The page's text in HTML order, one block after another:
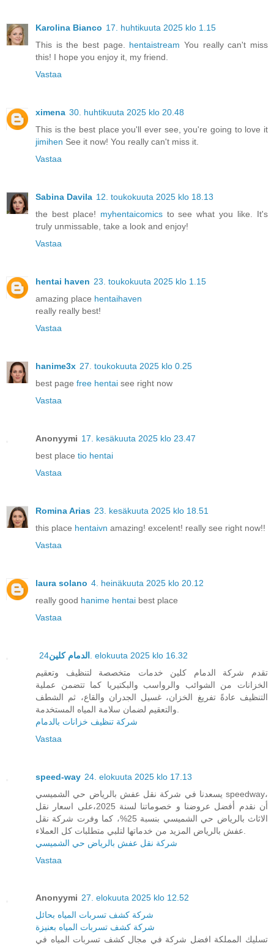
Karolina Bianco 17. huhtikuuta 2025 klo 1.15
This is the best page. hentaistream You really can't miss
this! I hope you enjoy it, my friend.
Vastaa
ximena 30. huhtikuuta 2025 klo 20.48
This is the best place you'll ever see, you're going to love it
jimihen See it now! You really can't miss it.
Vastaa
Sabina Davila 12. toukokuuta 2025 klo 18.13
the best place! myhentaicomicsto see what you like. It's
truly unmissable, take a look and enjoy!
Vastaa
hentai haven 23. toukokuuta 2025 klo 1.15
amazing place hentaihaven
really really best!
Vastaa
hanime3x 27. toukokuuta 2025 klo 0.25
best page free hentai see right now
Vastaa
Anonyymi 17. kesäkuuta 2025 klo 23.47
best place tio hentai
Vastaa
Romina Arias 23. kesäkuuta 2025 klo 18.51
this place hentaivn amazing! excelent! really see right now!!
Vastaa
laura solano 4. heinäkuuta 2025 klo 20.12
really good hanime hentai best place
Vastaa
الدمام كلين 24. elokuuta 2025 klo 16.32
تقدم شركة الدمام كلين خدمات متخصصة لتنظيف وتعقيم
الخزانات من الشوائب والرواسب والبكتيريا كما تتضمن عملية
التنظيف عادةً تفريغ الخزان، غسيل الجدران والقاع، ثم الشطف
شركة تنظيف خزانات بالدمام
Vastaa
speed-way 24. elokuuta 2025 klo 17.13
يسعدنا في شركة نقل عفش بالرياض حي الشميسي speedway،
أن نقدم أفضل عروضنا و خصوماتنا لسنة 2025،على اسعار نقل
الاثاث بالرياض حي الشميسي بنسبة 25%، كما وفرت شركة نقل
شركة نقل عفش بالرياض حي الشميسي
Vastaa
Anonyymi 27. elokuuta 2025 klo 12.52
شركة كشف تسربات المياه بحائل
شركة كشف تسربات المياه بعنيزة
تسليك المملكة افضل شركة في مجال كشف تسربات المياه في